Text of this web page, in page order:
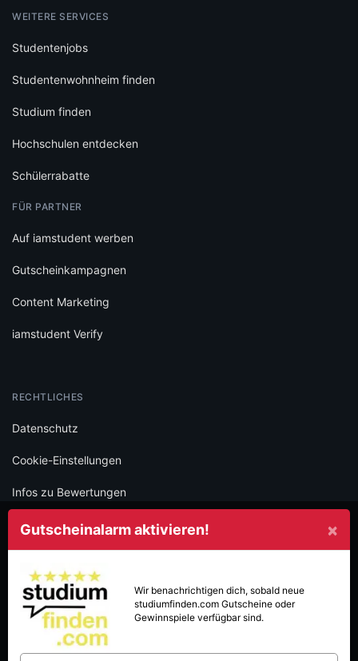
×
Gutscheinalarm aktivieren!
Wir benachrichtigen dich, sobald neue
studiumfinden.comGutscheine oder
Gewinnspiele verfügbar sind.
WEITERE SERVICES
Studentenjobs
Studentenwohnheim finden
Studium finden
Hochschulen entdecken
Schülerrabatte
FÜR PARTNER
Auf iamstudent werben
Gutscheinkampagnen
Content Marketing
iamstudent Verify
RECHTLICHES
Datenschutz
Cookie-Einstellungen
Infos zu Bewertungen
AGB
SOCIAL
Folge iamstudent und verpasse keine Deals mehr.